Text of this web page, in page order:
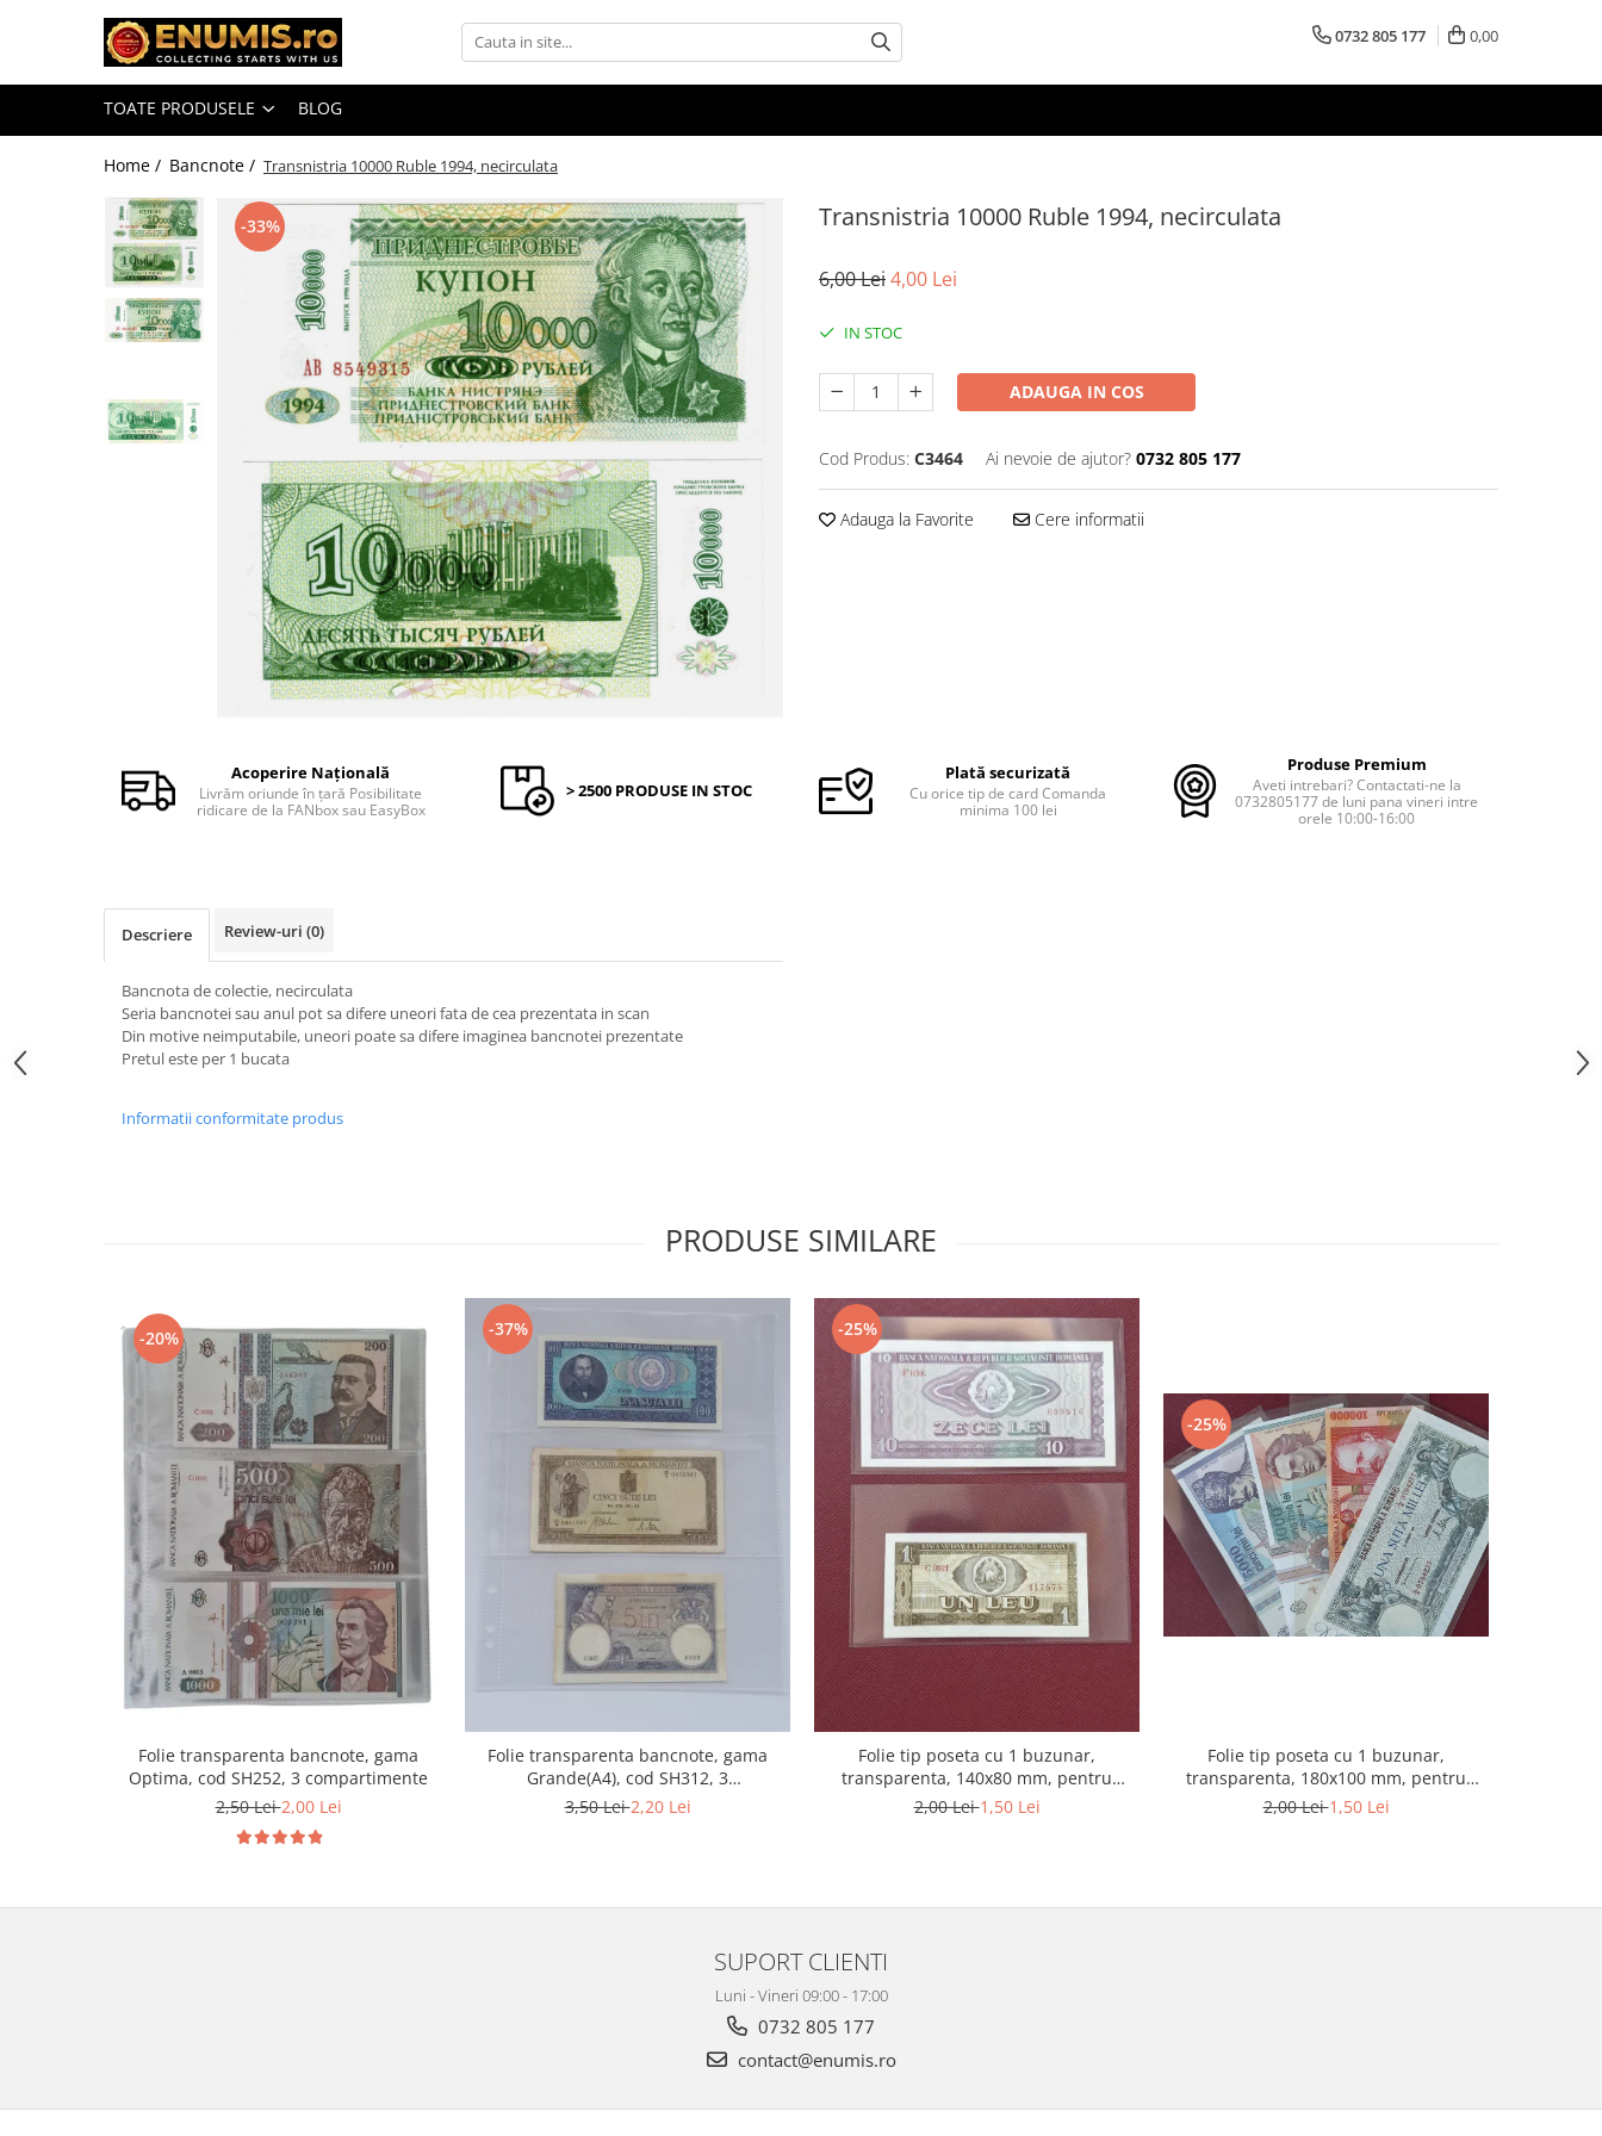
Monede Romania
Accesorii colectie monede
Albume cu folii pentru stocare
Bibliorafturi
Capsule monede
Cartonase autoadezive
Soluții curățare, pensete, mănuși,
Accesorii colectie bancnote
Folii pentru stocare bancnote, la
Folii pentru stocare bancnote, la
Folii tip poseta, pentru bancnote,
cu 1 buzunar
Bancnote straine
Bancnote Africa
Accesorii filatelie
Timbre si coli Romania
Carte Postala / FDC
Din trusa colectionarului
Alte colectibile
Insigne/Medalii/Decoratii
0732 805 177 0,00
TOATE PRODUSELE BLOG
Home / Bancnote / Transnistria 10000 Ruble 1994, necirculata
Transnistria 10000 Ruble 1994, necirculata
-33%
6,00 Lei4,00 Lei
IN STOC
ADAUGA IN COS
Cod Produs: C3464 Ai nevoie de ajutor? 0732 805 177
Adauga la Favorite Cere informatii
Acoperire Națională
Livrăm oriunde în țară Posibilitate
ridicare de la FANbox sau EasyBox
> 2500 PRODUSE IN STOC
Plată securizată
Cu orice tip de card Comanda
minima 100 lei
Produse Premium
Aveti intrebari? Contactati-ne la
0732805177 de luni pana vineri intre
orele 10:00-16:00
Descriere Review-uri (0)
Bancnota de colectie, necirculata
Seria bancnotei sau anul pot sa difere uneori fata de cea prezentata in scan
Din motive neimputabile, uneori poate sa difere imaginea bancnotei prezentate
Pretul este per 1 bucata
Informatii conformitate produs
PRODUSE SIMILARE
-20%
Folie transparenta bancnote, gama
Optima, cod SH252, 3 compartimente
2,50 Lei2,00 Lei
-37%
Folie transparenta bancnote, gama
Grande(A4), cod SH312, 3
compartimente
3,50 Lei2,20 Lei
-25%
Folie tip poseta cu 1 buzunar,
transparenta, 140x80 mm, pentru
bancnote
2,00 Lei1,50 Lei
-25%
Folie tip poseta cu 1 buzunar,
transparenta, 180x100 mm, pentru
bancnote
2,00 Lei1,50 Lei
SUPORT CLIENTI
Luni - Vineri 09:00 - 17:00
0732 805 177
contact@enumis.ro